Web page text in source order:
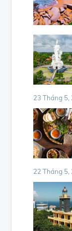
23 Tháng 5,
22 Tháng 5,